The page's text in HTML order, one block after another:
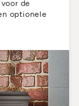
de
optionele